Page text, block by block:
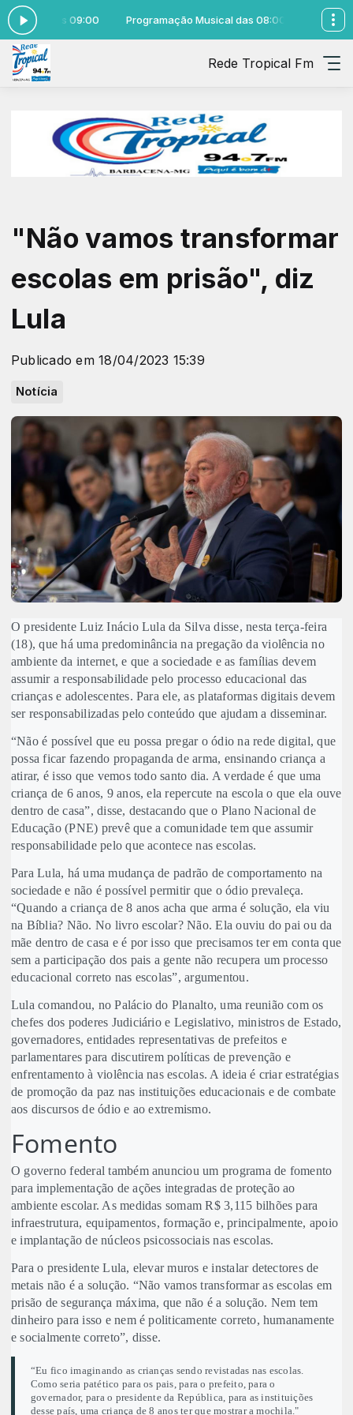
08:00 às 09:00 Programação Musical das 08:00 às 09:00
Rede Tropical Fm
"Não vamos transformar
escolas em prisão", diz
Lula
Publicado em 18/04/2023 15:39
Notícia
O presidente Luiz Inácio Lula da Silva disse, nesta terça-feira
(18), que há uma predominância na pregação da violência no
ambiente da internet, e que a sociedade e as famílias devem
assumir a responsabilidade pelo processo educacional das
crianças e adolescentes. Para ele, as plataformas digitais devem
ser responsabilizadas pelo conteúdo que ajudam a disseminar.
“Não é possível que eu possa pregar o ódio na rede digital, que
possa ficar fazendo propaganda de arma, ensinando criança a
atirar, é isso que vemos todo santo dia. A verdade é que uma
criança de 6 anos, 9 anos, ela repercute na escola o que ela ouve
dentro de casa”, disse, destacando que o Plano Nacional de
Educação (PNE) prevê que a comunidade tem que assumir
responsabilidade pelo que acontece nas escolas.
Para Lula, há uma mudança de padrão de comportamento na
sociedade e não é possível permitir que o ódio prevaleça.
“Quando a criança de 8 anos acha que arma é solução, ela viu
na Bíblia? Não. No livro escolar? Não. Ela ouviu do pai ou da
mãe dentro de casa e é por isso que precisamos ter em conta que
sem a participação dos pais a gente não recupera um processo
educacional correto nas escolas”, argumentou.
Lula comandou, no Palácio do Planalto, uma reunião com os
chefes dos poderes Judiciário e Legislativo, ministros de Estado,
governadores, entidades representativas de prefeitos e
parlamentares para discutirem políticas de prevenção e
enfrentamento à violência nas escolas. A ideia é criar estratégias
de promoção da paz nas instituições educacionais e de combate
aos discursos de ódio e ao extremismo.
Fomento
O governo federal também anunciou um programa de fomento
para implementação de ações integradas de proteção ao
ambiente escolar. As medidas somam R$ 3,115 bilhões para
infraestrutura, equipamentos, formação e, principalmente, apoio
e implantação de núcleos psicossociais nas escolas.
Para o presidente Lula, elevar muros e instalar detectores de
metais não é a solução. “Não vamos transformar as escolas em
prisão de segurança máxima, que não é a solução. Nem tem
dinheiro para isso e nem é politicamente correto, humanamente
e socialmente correto”, disse.
“Eu fico imaginando as crianças sendo revistadas nas escolas.
Como seria patético para os pais, para o prefeito, para o
governador, para o presidente da República, para as instituições
desse país, uma criança de 8 anos ter que mostrar a mochila."